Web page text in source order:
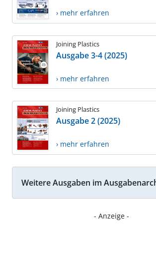
› mehr erfahren
Joining Plastics
Ausgabe 3-4 (2025)
› mehr erfahren
Joining Plastics
Ausgabe 2 (2025)
› mehr erfahren
Weitere Ausgaben im
- Anzeige -